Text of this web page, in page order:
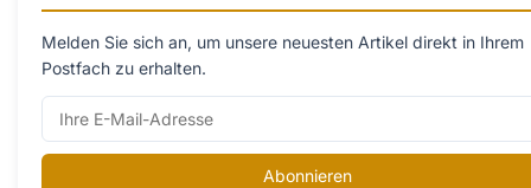
Melden Sie sich an, um unsere neuesten Artikel direkt in Ihrem
Postfach zu erhalten.
Abonnieren